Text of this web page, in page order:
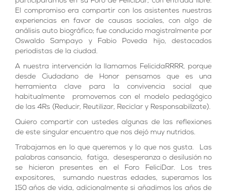
El compromiso era compartir con los asistentes nuestras
experiencias en favor de causas sociales, con algo de
análisis auto biográfico; fue conducido magistralmente por
Oswaldo Sampayo y Fabio Poveda hijo, destacados
periodistas de la ciudad.
A nuestra intervención la llamamos FelicidaRRRR, porque
desde Ciudadano de Honor pensamos que es una
herramienta clave para la convivencia social que
habitualmente promovemos con el modelo pedagógico
de las 4Rs (Reducir, Reutilizar, Reciclar y Responsabilízate).
Quiero compartir con ustedes algunas de las reflexiones
de este singular encuentro que nos dejó muy nutridos.
Trabajamos en lo que queremos y lo que nos gusta. Las
palabras cansancio, fatiga, desesperanza o desilusión no
se hicieron presentes en el Foro FeliciDar. Los tres
expositores, sumando nuestras edades, superamos los
150 años de vida, adicionalmente si añadimos los años de